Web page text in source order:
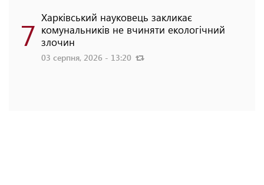
7 Харківський науковець закликає
комунальників не вчиняти екологічний
злочин
03 серпня, 2026 - 13:20